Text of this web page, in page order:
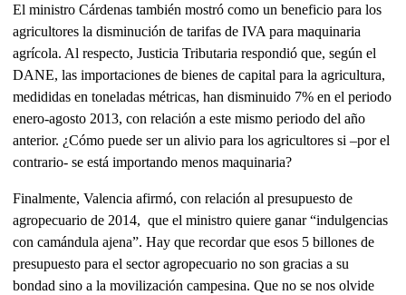
El ministro Cárdenas también mostró como un beneficio para los
agricultores la disminución de tarifas de IVA para maquinaria
agrícola. Al respecto, Justicia Tributaria respondió que, según el
DANE, las importaciones de bienes de capital para la agricultura,
medididas en toneladas métricas, han disminuido 7% en el periodo
enero-agosto 2013, con relación a este mismo periodo del año
anterior. ¿Cómo puede ser un alivio para los agricultores si –por el
contrario- se está importando menos maquinaria?
Finalmente, Valencia afirmó, con relación al presupuesto de
agropecuario de 2014, que el ministro quiere ganar “indulgencias
con camándula ajena”. Hay que recordar que esos 5 billones de
presupuesto para el sector agropecuario no son gracias a su
bondad sino a la movilización campesina. Que no se nos olvide